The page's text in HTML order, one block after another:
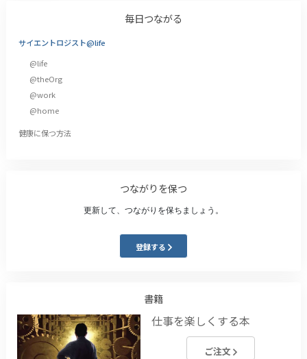
毎日つながる
サイエントロジスト@life
@life
@theOrg
@work
@home
健康に保つ方法
つながりを保つ
更新して、つながりを保ちましょう。
登録する
書籍
仕事を楽しくする本
ご注文